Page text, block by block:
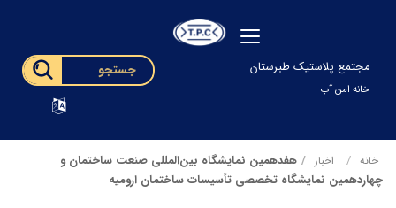
مجتمع پلاستیک طبرستان
خانه امن آب
خانه اخبار
هفدهمین نمایشگاه بین‌المللی صنعت ساختمان و
چهاردهمین نمایشگاه تخصصی تأسیسات ساختمان ارومیه